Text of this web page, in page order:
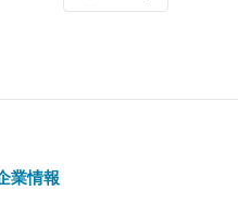
業情報